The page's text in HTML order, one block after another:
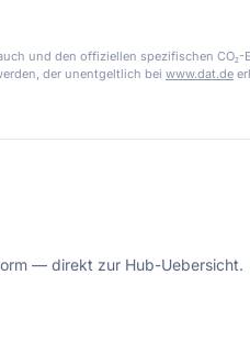
und den offiziellen spezifischen
der unentgeltlich bei www.dat.de
— direkt zur Hub-Uebersicht.